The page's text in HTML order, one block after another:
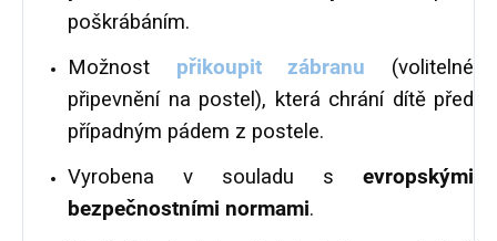
poškrábáním.
Možnost přikoupit zábranu
(volitelné
připevnění na postel), která chrání dítě před
případným pádem z postele.
Vyrobena v souladu s evropskými
bezpečnostními normami.